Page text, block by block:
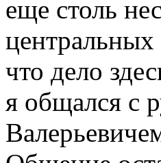
еще столь
что дело
я общался с